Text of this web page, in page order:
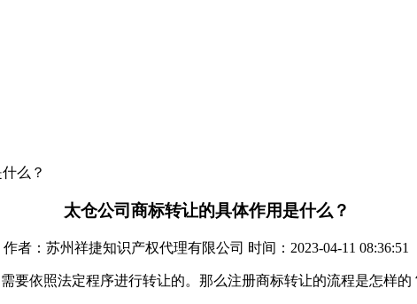
么？
太仓公司商标转让的具体作用是什么？
作者：苏州祥捷知识产权代理有限公司 时间：2023-04-11 08:36:51
要依照法定程序进行转让的。那么注册商标转让的流程是怎样的